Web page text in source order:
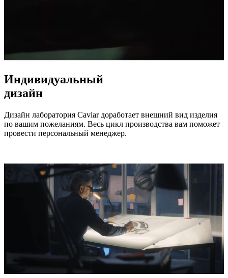
Индивидуальный
дизайн
Дизайн лаборатория Caviar доработает внешний вид изделия
по вашим пожеланиям. Весь цикл производства вам поможет
провести персональный менеджер.